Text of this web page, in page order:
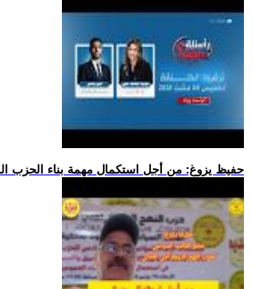
.. حفيظ يزوغ: من أجل استكمال مهمة بناء الحزب